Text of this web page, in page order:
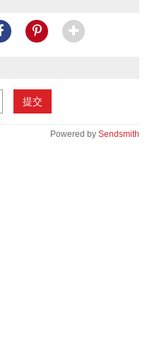
提交
Powered by Sendsmith